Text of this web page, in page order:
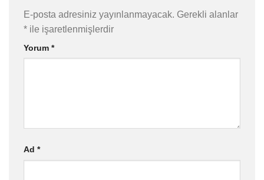
E-posta adresiniz yayınlanmayacak. Gerekli alanlar
* ile işaretlenmişlerdir
Yorum *
Ad *